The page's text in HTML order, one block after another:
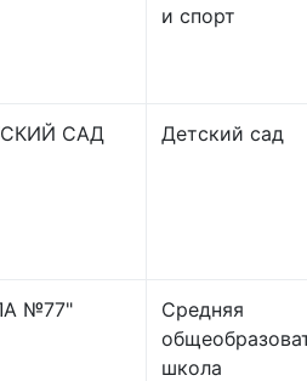
и спорт
САД
Детский сад
№77"
Средняя
школа